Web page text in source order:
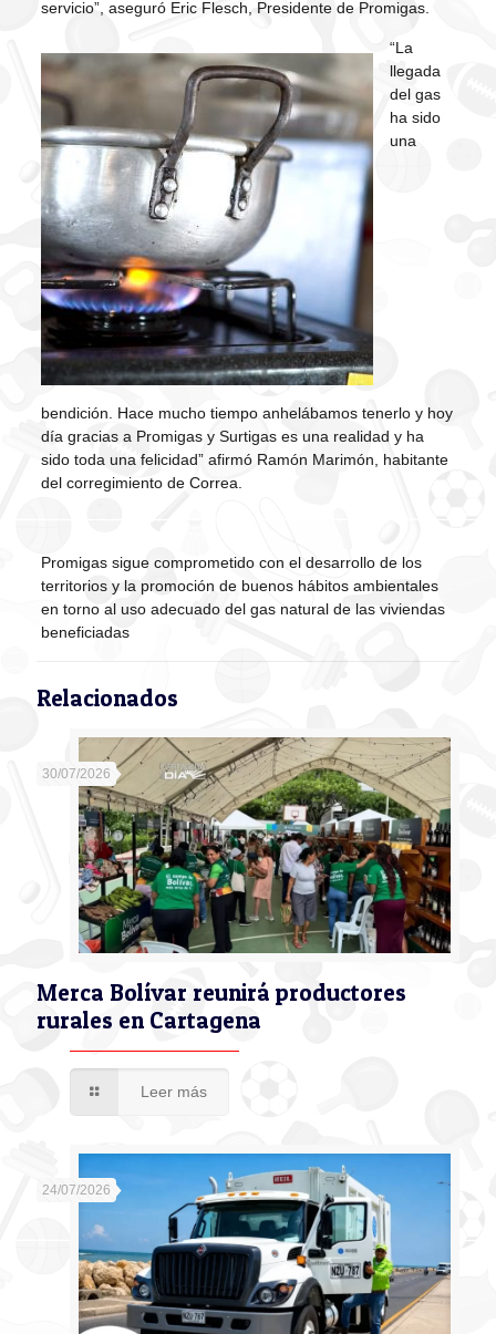
servicio”, aseguró Eric Flesch, Presidente de Promigas.
“La
llegada
del gas
ha sido
una
bendición. Hace mucho tiempo anhelábamos tenerlo y hoy
día gracias a Promigas y Surtigas es una realidad y ha
sido toda una felicidad” afirmó Ramón Marimón, habitante
del corregimiento de Correa.
Promigas sigue comprometido con el desarrollo de los
territorios y la promoción de buenos hábitos ambientales
en torno al uso adecuado del gas natural de las viviendas
beneficiadas
Relacionados
30/07/2026
Merca Bolívar reunirá productores
rurales en Cartagena
Leer más
24/07/2026